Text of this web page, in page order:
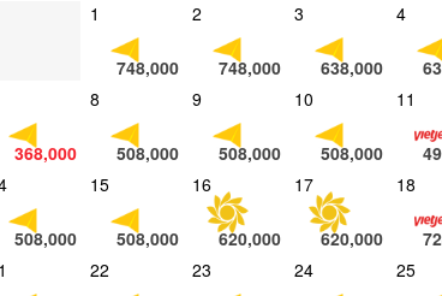
748,000
2
748,000
3
638,000
4
368,000
8
508,000
9
508,000
10
508,000
11
508,000
15
508,000
16
620,000
17
620,000
18
22 23 24 25